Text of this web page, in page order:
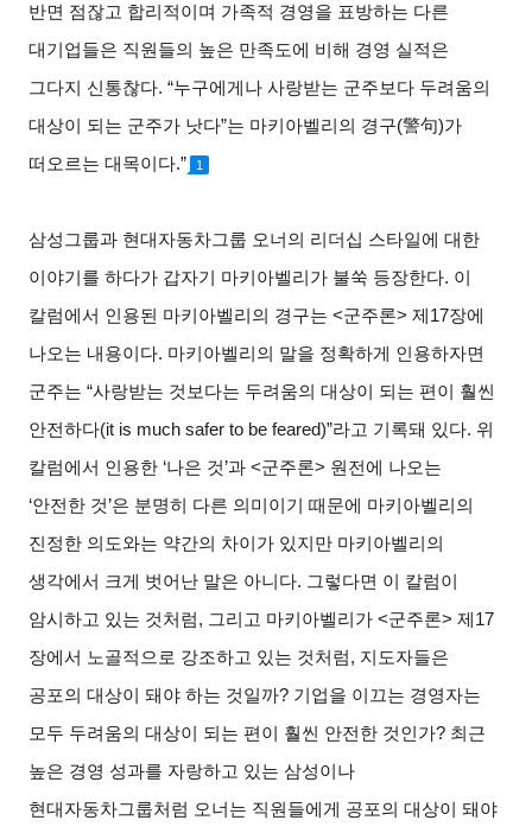
반면 점잖고 합리적이며 가족적 경영을 표방하는 다른
대기업들은 직원들의 높은 만족도에 비해 경영 실적은
그다지 신통찮다. “누구에게나 사랑받는 군주보다 두려움의
대상이 되는 군주가 낫다”는 마키아벨리의 경구(警句)가
떠오르는 대목이다.” 1
삼성그룹과 현대자동차그룹 오너의 리더십 스타일에 대한
이야기를 하다가 갑자기 마키아벨리가 불쑥 등장한다. 이
칼럼에서 인용된 마키아벨리의 경구는 <군주론>제 17장에
나오는 내용이다. 마키아벨리의 말을 정확하게 인용하자면
군주는 “사랑받는 것보다는 두려움의 대상이 되는 편이 훨씬
안전하다(it is much safer to be feared)”라고 기록돼 있다. 위
칼럼에서 인용한 ‘나은 것’과 <군주론> 원전에 나오는
‘안전한 것’은 분명히 다른 의미이기 때문에 마키아벨리의
진정한 의도와는 약간의 차이가 있지만 마키아벨리의
생각에서 크게 벗어난 말은 아니다. 그렇다면 이 칼럼이
암시하고 있는 것처럼, 그리고 마키아벨리가 <군주론>제 17
장에서 노골적으로 강조하고 있는 것처럼, 지도자들은
공포의 대상이 돼야 하는 것일까? 기업을 이끄는 경영자는
모두 두려움의 대상이 되는 편이 훨씬 안전한 것인가? 최근
높은 경영 성과를 자랑하고 있는 삼성이나
현대자동차그룹처럼 오너는 직원들에게 공포의 대상이 돼야